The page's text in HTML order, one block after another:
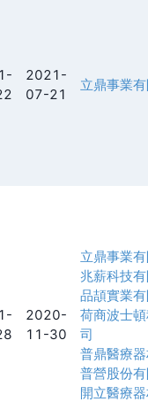
2021-
07-21
立鼎事業
2020-
11-30
立鼎事業
兆薪科技
品頡實業
荷商波士
司
普鼎醫療
普營股份
開立醫療